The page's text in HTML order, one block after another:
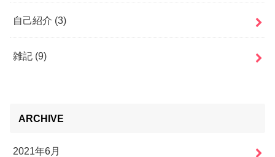
自己紹介 (3)
雑記 (9)
ARCHIVE
2021年6月